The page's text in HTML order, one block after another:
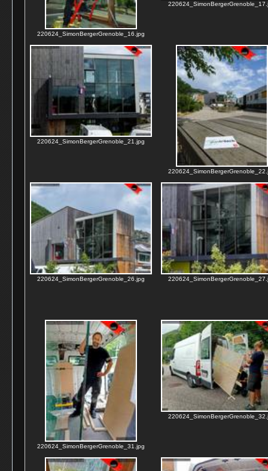
220624_SimonBergerGrenoble_16.jpg
220624_SimonBergerGrenoble_21.jpg
220624_SimonBergerGrenoble_26.jpg
220624_SimonBergerGrenoble_31.jpg